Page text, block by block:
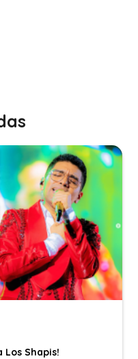
Los Shapis!